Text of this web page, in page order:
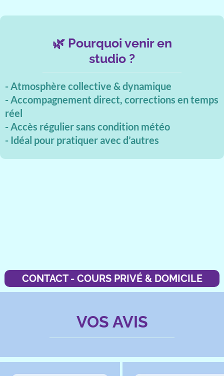
🌿 Pourquoi venir en
studio ?
- Atmosphère collective & dynamique
- Accompagnement direct, corrections en temps
réel
- Accès régulier sans condition météo
- Idéal pour pratiquer avec d’autres
CONTACT - COURS PRIVÉ & DOMICILE
VOS AVIS